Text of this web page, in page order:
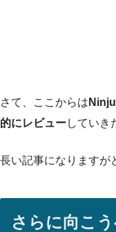
さて、ここからは
的にレビューしていき
長い記事になりますが
さらに向こ